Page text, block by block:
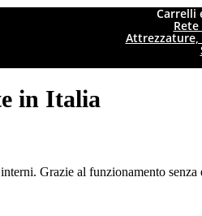
Carrelli
Attrezzature,
in Italia
Grazie al funzionamento